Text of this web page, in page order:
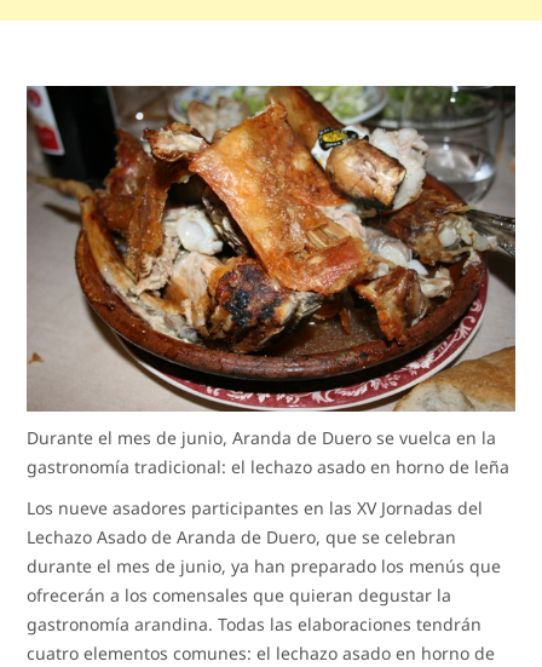
Durante el mes de junio, Aranda de Duero se vuelca en la
gastronomía tradicional: el lechazo asado en horno de leña
Los nueve asadores participantes en las XV Jornadas del
Lechazo Asado de Aranda de Duero, que se celebran
durante el mes de junio, ya han preparado los menús que
ofrecerán a los comensales que quieran degustar la
gastronomía arandina. Todas las elaboraciones tendrán
cuatro elementos comunes: el lechazo asado en horno de